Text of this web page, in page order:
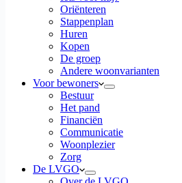
Oriënteren
Stappenplan
Huren
Kopen
De groep
Andere woonvarianten
Voor bewoners
Bestuur
Het pand
Financiën
Communicatie
Woonplezier
Zorg
De LVGO